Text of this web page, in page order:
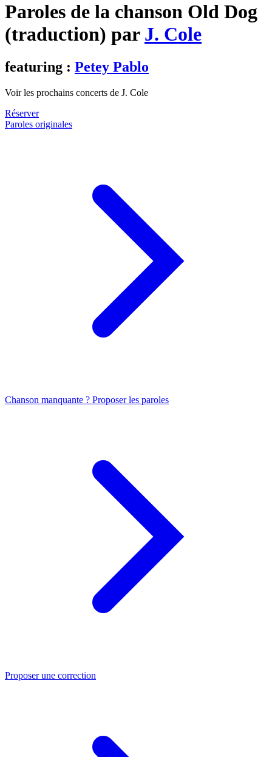
Paroles de la chanson Old Dog
(traduction) par J. Cole
featuring : Petey Pablo
Voir les prochains concerts de J. Cole
Réserver
Paroles originales
Chanson manquante ? Proposer les paroles
Proposer une correction